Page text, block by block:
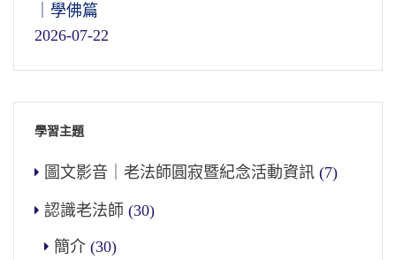
｜學佛篇
2026-07-22
學習主題
圖文影音｜老法師圓寂暨紀念活動資訊 (7)
認識老法師 (30)
簡介 (30)